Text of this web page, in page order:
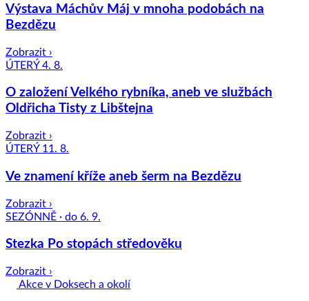
Výstava Máchův Máj v mnoha podobách na
Bezdězu
Zobrazit ›
ÚTERÝ 4. 8.
O založení Velkého rybníka, aneb ve službách
Oldřicha Tisty z Libštejna
Zobrazit ›
ÚTERÝ 11. 8.
Ve znamení kříže aneb šerm na Bezdězu
Zobrazit ›
SEZÓNNĚ · do 6. 9.
Stezka Po stopách středověku
Zobrazit ›
Akce v Doksech a okolí